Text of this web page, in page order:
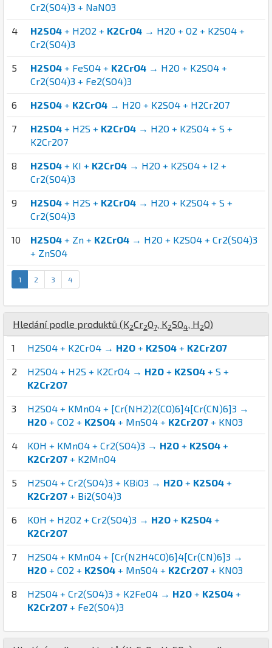
Cr2(SO4)3 + NaNO3
4 H2SO4 + H2O2 + K2CrO4 → H2O + O2 + K2SO4 +
Cr2(SO4)3
5 H2SO4 + FeSO4 + K2CrO4 → H2O + K2SO4 +
Cr2(SO4)3 + Fe2(SO4)3
6 H2SO4 + K2CrO4 → H2O + K2SO4 + H2Cr2O7
7 H2SO4 + H2S + K2CrO4 → H2O + K2SO4 + S +
K2Cr2O7
8 H2SO4 + KI + K2CrO4 → H2O + K2SO4 + I2 +
Cr2(SO4)3
9 H2SO4 + H2S + K2CrO4 → H2O + K2SO4 + S +
Cr2(SO4)3
10 H2SO4 + Zn + K2CrO4 → H2O + K2SO4 + Cr2(SO4)3
+ ZnSO4
1 2 3 4
Hledání podle produktů (K2Cr2O7 K2SO4 H 2O)
1 H2SO4 + K2CrO4 → H2O + K2SO4 + K2Cr2O7
2 H2SO4 + H2S + K2CrO4 → H2O + K2SO4 + S +
K2Cr2O7
3
H2SO4 + KMnO4 + [Cr(NH2)2(CO)6]4[Cr(CN)6]3 →
H2O + CO2 + K2SO4 + MnSO4 + K2Cr2O7 + KNO3
4 KOH + KMnO4 + Cr2(SO4)3 → H2O + K2SO4 +
K2Cr2O7 + K2MnO4
5 H2SO4 + Cr2(SO4)3 + KBiO3 → H2O + K2SO4 +
K2Cr2O7 + Bi2(SO4)3
6 KOH + H2O2 + Cr2(SO4)3 → H2O + K2SO4 +
K2Cr2O7
7
H2SO4 + KMnO4 + [Cr(N2H4CO)6]4[Cr(CN)6]3 →
H2O + CO2 + K2SO4 + MnSO4 + K2Cr2O7 + KNO3
8 H2SO4 + Cr2(SO4)3 + K2FeO4 → H2O + K2SO4 +
K2Cr2O7 + Fe2(SO4)3